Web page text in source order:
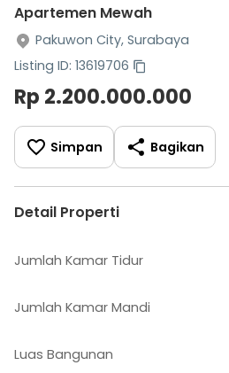
Apartemen Mewah
Pakuwon City, Surabaya
Listing ID: 13619706
Rp 2.200.000.000
Simpan Bagikan
Detail Properti
Jumlah Kamar Tidur
Jumlah Kamar Mandi
Luas Bangunan